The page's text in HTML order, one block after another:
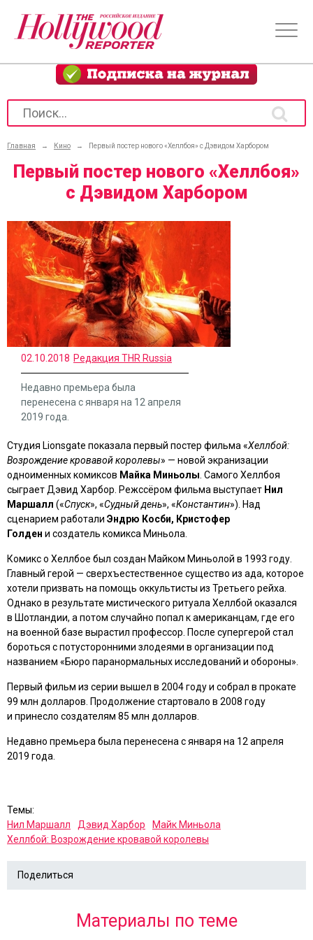
Главная → Кино → Первый постер нового «Хеллбоя» с Дэвидом Харбором
Первый постер нового «Хеллбоя»
с Дэвидом Харбором
02.10.2018 Редакция THR Russia
Недавно премьера была
перенесена с января на 12 апреля
2019 года.
Студия Lionsgate показала первый постер фильма «Хеллбой:
Возрождение кровавой королевы» — новой экранизации
одноименных комиксов Майка Миньолы . Самого Хеллбоя
сыграет Дэвид Харбор. Режссёром фильма выступает Нил
Маршалл («Спуск», «Судный день», «Константин»). Над
сценарием работали Эндрю Косби, Кристофер
Голден и создатель комикса Миньола.
Комикс о Хеллбое был создан Майком Миньолой в 1993 году.
Главный герой — сверхъестественное существо из ада, которое
хотели призвать на помощь оккультисты из Третьего рейха.
Однако в результате мистического ритуала Хеллбой оказался
в Шотландии, а потом случайно попал к американцам, где его
на военной базе вырастил профессор. После супергерой стал
бороться с потусторонними злодеями в организации под
названием «Бюро паранормальных исследований и обороны».
Первый фильм из серии вышел в 2004 году и собрал в прокате
99 млн долларов. Продолжение стартовало в 2008 году
и принесло создателям 85 млн долларов.
Недавно премьера была перенесена с января на 12 апреля
2019 года.
Темы:
Нил Маршалл
Дэвид Харбор
Майк Миньола
Хеллбой: Возрождение кровавой королевы
Поделиться
Материалы по теме